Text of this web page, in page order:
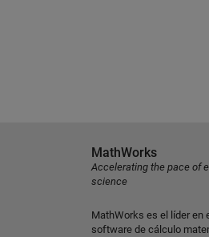
MathWorks
Accelerating the pace of
science
MathWorks es el líder en
software de cálculo